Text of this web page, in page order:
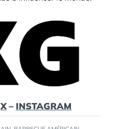
X– INSTAGRAM